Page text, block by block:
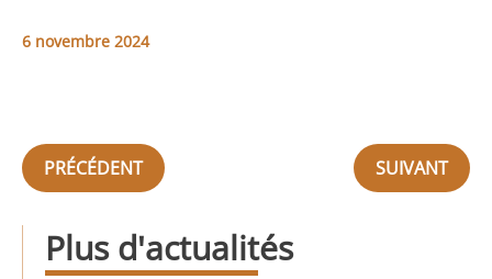
6 novembre 2024
PRÉCÉDENT SUIVANT
Plus d'actualités